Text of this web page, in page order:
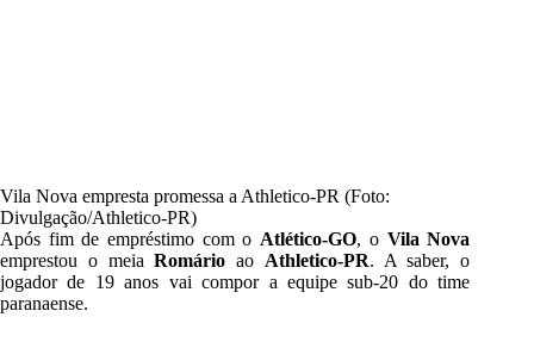
Vila Nova empresta promessa a Athletico-PR (Foto:
Divulgação/Athletico-PR)
Após fim de empréstimo com o Atlético-GO, o Vila Nova
emprestou o meiaRomário ao Athletico-PR. A saber, o
jogador de 19 anos vai compor a equipe sub-20 do time
paranaense.